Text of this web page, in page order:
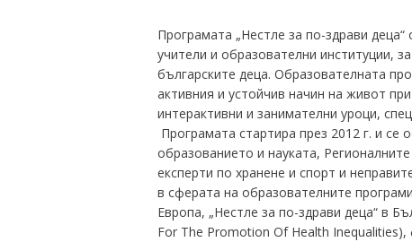
Програмата „Нестле за по-здрави
учители и образователни институции,
българските деца. Образователната
активния и устойчив начин на живот
интерактивни и занимателни уроци,
Програмата стартира през 2012 г. и
образованието и науката,
експерти по хранене и спорт и
в сферата на образователните
Европа, „Нестле за по-здрави деца“ в
For The Promotion Of Health